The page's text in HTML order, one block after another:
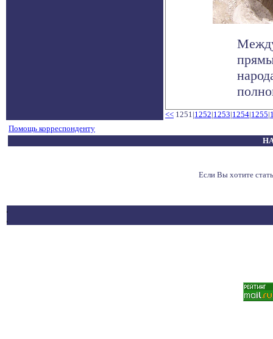
<< 1251|1252|1253|1254|1255|
Помощь корреспонденту
Если Вы хотите